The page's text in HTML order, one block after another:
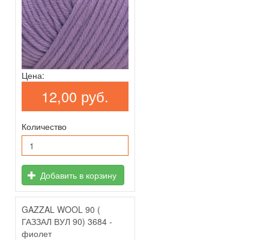
Цена:
12,00 руб.
Количество
Добавить в корзину
GAZZAL WOOL 90 (
ГАЗЗАЛ ВУЛ 90) 3684 -
фиолет